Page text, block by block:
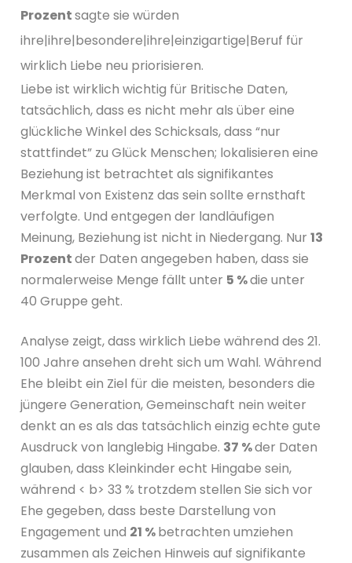
Prozentsagte sie würden
ihre|ihre|besondere|ihre|einzigartige|Beruf für
wirklich Liebe neu priorisieren.
Liebe ist wirklich wichtig für Britische Daten,
tatsächlich, dass es nicht mehr als über eine
glückliche Winkel des Schicksals, dass “nur
stattfindet” zu Glück Menschen; lokalisieren eine
Beziehung ist betrachtet als signifikantes
Merkmal von Existenz das sein sollte ernsthaft
verfolgte. Und entgegen der landläufigen
Meinung, Beziehung ist nicht in Niedergang. Nur13
Prozentder Daten angegeben haben, dass sie
normalerweise Menge fällt unter 5 %die unter
40 Gruppe geht.
Analyse zeigt, dass wirklich Liebe während des 21.
100 Jahre ansehen dreht sich um Wahl. Während
Ehe bleibt ein Ziel für die meisten, besonders die
jüngere Generation, Gemeinschaft nein weiter
denkt an es als das tatsächlich einzig echte gute
Ausdruck von langlebig Hingabe. 37 %der Daten
glauben, dass Kleinkinder echt Hingabe sein,
während < b> 33 % trotzdem stellen Sie sich vor
Ehe gegeben, dass beste Darstellung von
Engagement und 21 %betrachten umziehen
zusammen als Zeichen Hinweis auf signifikante